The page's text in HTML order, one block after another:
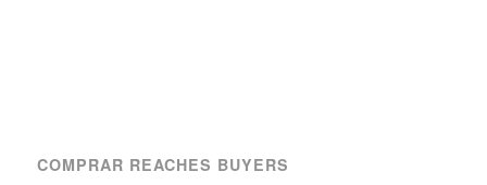
COMPRAR REACHES BUYERS